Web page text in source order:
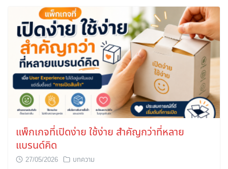
แพ็กเกจที่เปิดง่าย ใช้ง่าย สำคัญกว่าที่หลาย
แบรนด์คิด
27/05/2026 บทความ